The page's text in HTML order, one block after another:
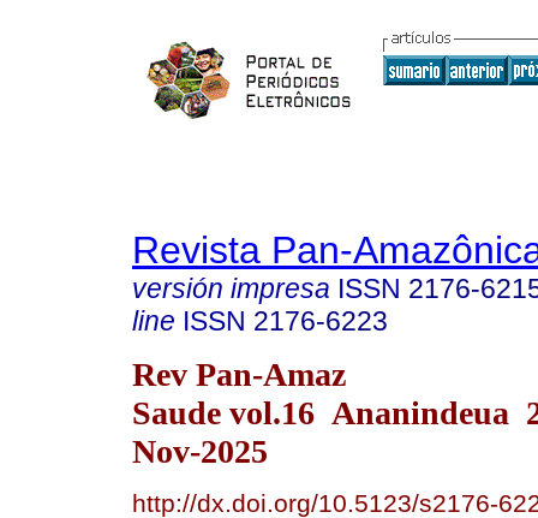
Revista Pan-
versión impresa ISSN 2176-
line ISSN 2176-6223
Rev Pan-Amaz
Saude vol.16 Ananindeua
Nov-2025
http://dx.doi.org/10.5123/s2176-